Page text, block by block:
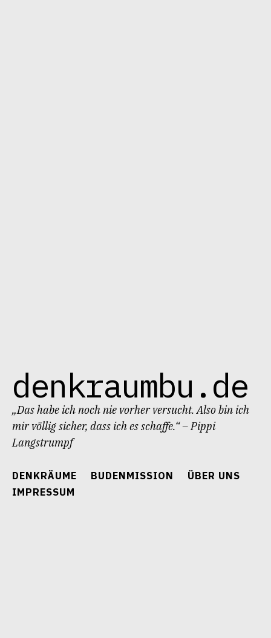
denkraumbu.de
„Das habe ich noch nie vorher versucht. Also bin ich
mir völlig sicher, dass ich es schaffe.“ – Pippi
Langstrumpf
DENKRÄUME BUDENMISSION
ÜBER UNS
IMPRESSUM